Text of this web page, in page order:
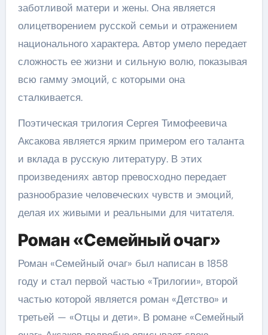
заботливой матери и жены. Она является
олицетворением русской семьи и отражением
национального характера. Автор умело передает
сложность ее жизни и сильную волю, показывая
всю гамму эмоций, с которыми она
сталкивается.
Поэтическая трилогия Сергея Тимофеевича
Аксакова является ярким примером его таланта
и вклада в русскую литературу. В этих
произведениях автор превосходно передает
разнообразие человеческих чувств и эмоций,
делая их живыми и реальными для читателя.
Роман «Семейный очаг»
Роман «Семейный очаг» был написан в 1858
году и стал первой частью «Трилогии», второй
частью которой является роман «Детство» и
третьей — «Отцы и дети». В романе «Семейный